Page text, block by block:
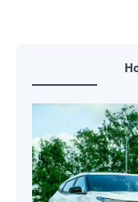
Европы по